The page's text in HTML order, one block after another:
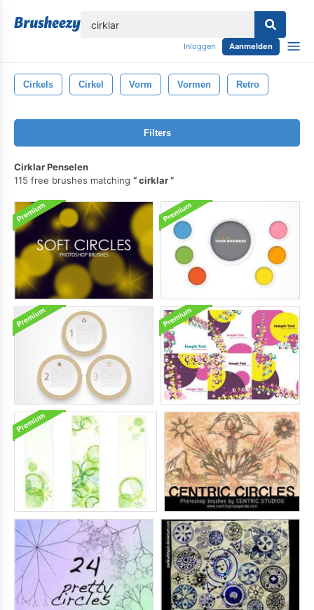
Inloggen Aanmelden
Cirkels Cirkel Vorm Vormen Retro
Filters
Cirklar Penselen
115 free brushes matching
cirklar